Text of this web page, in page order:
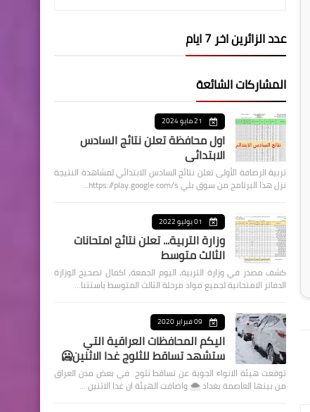
عدد الزائرين اخر 7 ايام
المشاركات الشائعة
21 مايو 2024
اول محافظة تعلن نتائج السادس
الابتدائي
تربية الرصافة الأولى تعلن نتائج السادس الابتدائي لمشاهدة النتيجة
نزل هذا البرنامج من سوق بلي https://play.google.com/s…
01 يوليو 2022
وزارة التربية... تعلن نتائج امتحانات
الثالث متوسط
كشف مصدر في وزارة التربية، اليوم الجمعة، اكمال تصحيح الوزارة
الدفاتر الامتحانية لجميع مواد مرحلة الثالث المتوسط باستثنا…
09 فبراير 2020
اليكم المحافظات العراقية التي
ستشهد تساقط للثلوج غدا الاثنين🥶
توقعت هيئة الانواء الجوية عن تساقط ثلوج في بعض مدن العراق
من بينها العاصمة بغداد ⁦🌨️⁩ واضافت الهيئة ان غدا الاثنين …